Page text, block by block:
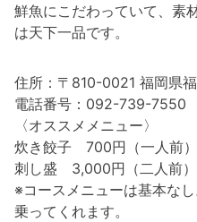
鮮魚にこだわっていて、素
は天下一品です。
住所：〒810-0021 福岡県
電話番号：092-739-7550
〈オススメメニュー〉
炊き餃子 700円（一人前）
刺し盛 3,000円（二人前）
※コースメニューは基本な
乗ってくれます。